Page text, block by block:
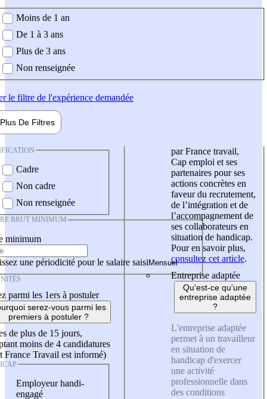
demandée
Moins de 1 an
De 1 à 3 ans
Plus de 3 ans
Non renseignée
le filtre de l'expérience demandée
Plus De Filtres
Cadre
Non cadre
Non renseignée
BRUT MINIMUM
minimum
une périodicité pour le salaire saisi
parmi les 1ers à postuler
serez-vous parmi les
premiers à postuler ?
de plus de 15 jours,
moins de 4 candidatures
France Travail est informé)
Employeur handi-
engagé
par France travail,
Cap emploi et ses
partenaires pour ses
actions concrètes en
faveur du recrutement,
de l’intégration et de
l’accompagnement de
ses collaborateurs en
situation de handicap.
Pour en savoir plus,
consultez cet article.
Entreprise adaptée
Qu'est-ce qu'une
entreprise adaptée
?
L'entreprise adaptée
permet à un travailleur
en situation de
handicap d'exercer
une activité
professionnelle dans
des conditions